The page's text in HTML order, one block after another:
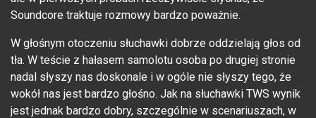
Soundcore traktuje rozmowy bardzo poważnie.
W głośnym otoczeniu słuchawki dobrze oddzielają głos od
tła. W teście z hałasem samolotu osoba po drugiej stronie
nadal słyszy nas doskonale i w ogóle nie słyszy tego, że
wokół nas jest bardzo głośno. Jak na słuchawki TWS wynik
jest jednak bardzo dobry, szczególnie w scenariuszach, w